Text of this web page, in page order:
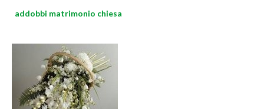
addobbi matrimonio chiesa